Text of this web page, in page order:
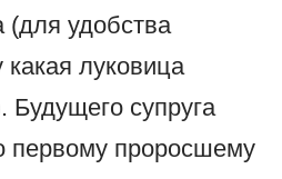
(для удобства
луковица
Будущего супруга
первому проросшему